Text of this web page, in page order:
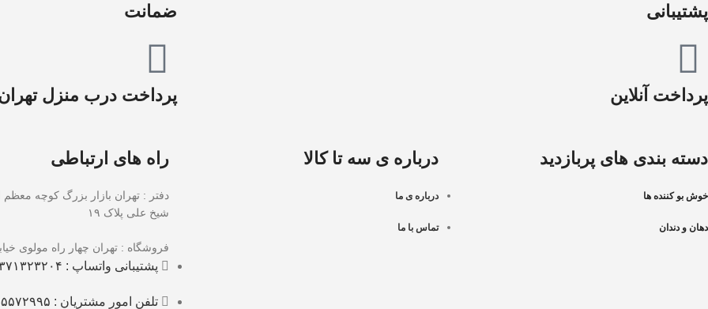
پشتیبانی
پرداخت آنلاین
ضمانت
پرداخت درب منزل
دسته بندی های پربازدید
خوش بو کننده ها
دهان و دندان
درباره ی سه تا کالا
درباره ی ما
تماس با ما
راه های ارتباطی
دفتر : تهران بازار بزرگ کوچه
شیخ علی پلاک ۱۹
فروشگاه : تهران چهار راه مولوی
پشتیبانی واتساپ : ۰۹۳۷۱۳۲۳۲۰۴
تلفن امور مشتریان : ۰۲۱۵۵۵۷۲۹۹۵